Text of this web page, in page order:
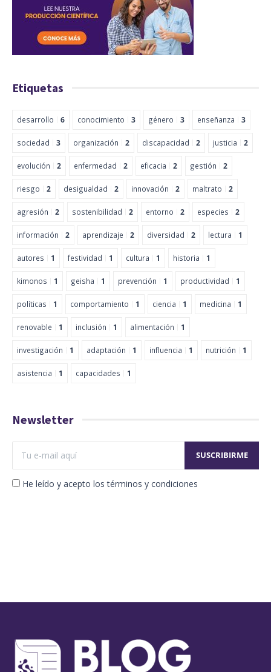
Etiquetas
desarrollo 6 conocimiento 3 género 3 enseñanza 3
sociedad 3 organización 2 discapacidad 2 justicia 2
evolución 2 enfermedad 2 eficacia 2 gestión 2
riesgo 2 desigualdad 2 innovación 2 maltrato 2
agresión 2 sostenibilidad 2 entorno 2 especies 2
información 2 aprendizaje 2 diversidad 2 lectura 1
autores 1 festividad 1 cultura 1 historia 1
kimonos 1 geisha 1 prevención 1 productividad 1
políticas 1 comportamiento 1 ciencia 1 medicina 1
renovable 1 inclusión 1 alimentación 1
investigación 1 adaptación 1 influencia 1 nutrición 1
asistencia 1 capacidades 1
Newsletter
He leído y acepto los términos y condiciones